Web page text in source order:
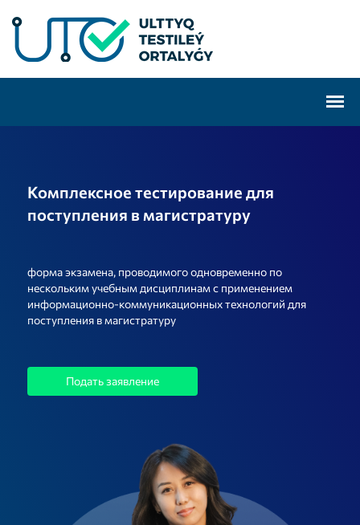
Комплексное тестирование для
поступления в магистратуру
форма экзамена, проводимого одновременно по
нескольким учебным дисциплинам с применением
информационно-коммуникационных технологий для
поступления в магистратуру
Подать заявление